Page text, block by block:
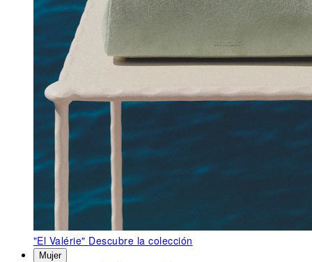
"El Valérie" Descubre la colección
Mujer